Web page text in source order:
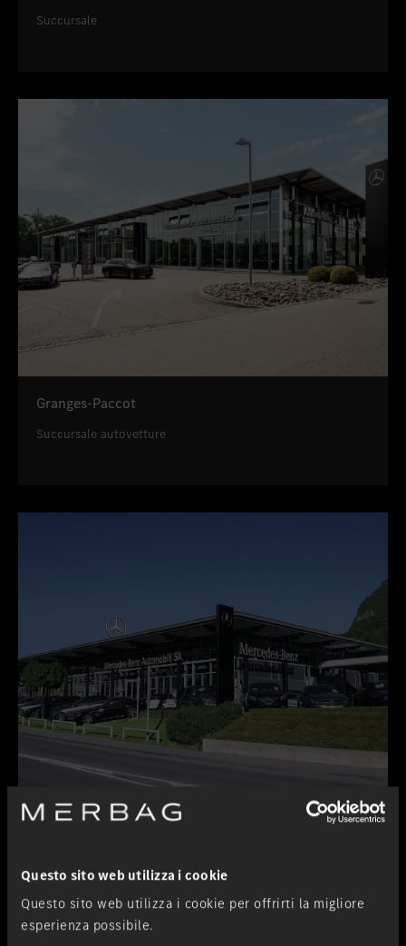
Questo sito web utilizza i cookie
Questo sito web utilizza i cookie per offrirti la migliore
esperienza possibile.
Succursale
Granges-Paccot
Succursale autovetture
Lugano-Pazzallo